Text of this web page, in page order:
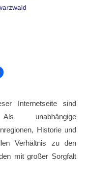
Internetseite sind
unabhängige
Historie und
Verhältnis zu den
mit großer Sorgfalt